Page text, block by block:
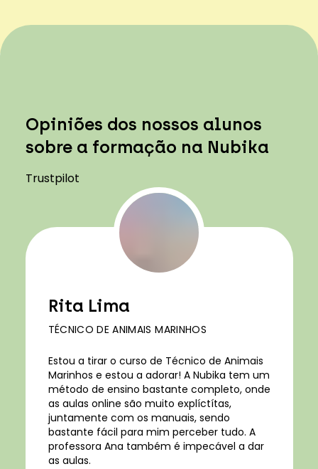
Opiniões dos nossos alunos
sobre a formação na Nubika
Trustpilot
Rita Lima
TÉCNICO DE ANIMAIS MARINHOS
Estou a tirar o curso de Técnico de Animais
Marinhos e estou a adorar! A Nubika tem um
método de ensino bastante completo, onde
as aulas online são muito explíctítas,
juntamente com os manuais, sendo
bastante fácil para mim perceber tudo. A
professora Ana também é impecável a dar
as aulas.